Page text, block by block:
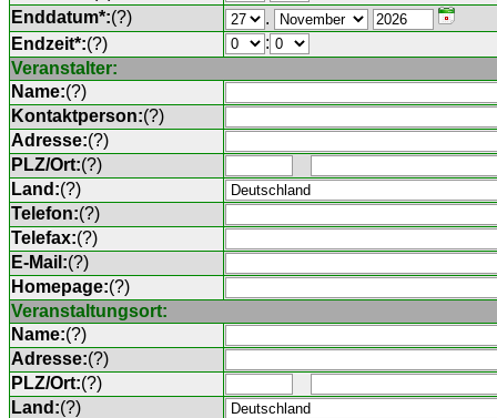
Enddatum*:(?)
.
Endzeit*:(?)
:
Veranstalter:
Name:(?)
Kontaktperson:(?)
Adresse:(?)
PLZ/Ort:(?)
Land:(?)
Telefon:(?)
Telefax:(?)
E-Mail:(?)
Homepage:(?)
Veranstaltungsort:
Name:(?)
Adresse:(?)
PLZ/Ort:(?)
Land:(?)